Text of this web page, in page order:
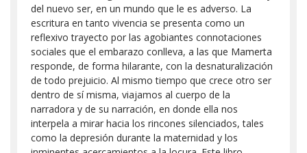
del nuevo ser, en un mundo que le es adverso. La
escritura en tanto vivencia se presenta como un
reflexivo trayecto por las agobiantes connotaciones
sociales que el embarazo conlleva, a las que Mamerta
responde, de forma hilarante, con la desnaturalización
de todo prejuicio. Al mismo tiempo que crece otro ser
dentro de sí misma, viajamos al cuerpo de la
narradora y de su narración, en donde ella nos
interpela a mirar hacia los rincones silenciados, tales
como la depresión durante la maternidad y los